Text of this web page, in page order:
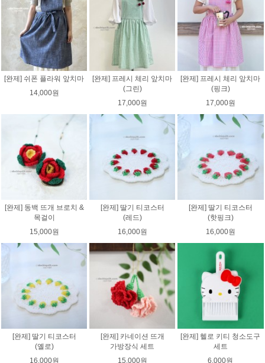
[완제] 쉬폰 플라워 앞치마
14,000원
[완제] 프레시 체리 앞치마
(그린)
17,000원
[완제] 프레시 체리 앞치마
(핑크)
17,000원
[완제] 동백 뜨개 브로치 &
목걸이
15,000원
[완제] 딸기 티코스터
(레드)
16,000원
[완제] 딸기 티코스터
(핫핑크)
16,000원
[완제] 딸기 티코스터
(옐로)
16,000원
[완제] 카네이션 뜨개
가방장식 세트
15,000원
[완제] 헬로 키티 청소도구
세트
6,000원